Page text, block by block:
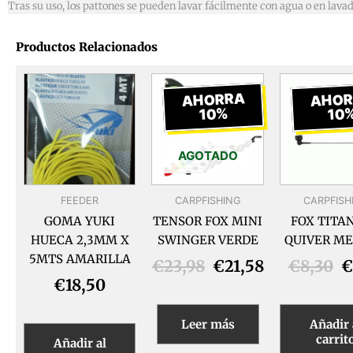
Tras su uso, los pattones se pueden lavar fácilmente con agua o en
Productos Relacionados
FEEDER
GOMA YUKI
HUECA 2,3MM X
5MTS AMARILLA
€18,50
Añadir al
AHORRA
10%
AGOTADO
CARPFISHING
TENSOR FOX MINI
SWINGER VERDE
€23,98
El
precio
original
era:
€23,98.
€21,58
El
precio
actual
es:
Leer más
FOX
QUIVER
€8,30 €
Añadir